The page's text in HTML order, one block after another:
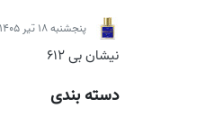
پنجشنبه 18 تیر 1405
نیشان بی 612
دسته بندی